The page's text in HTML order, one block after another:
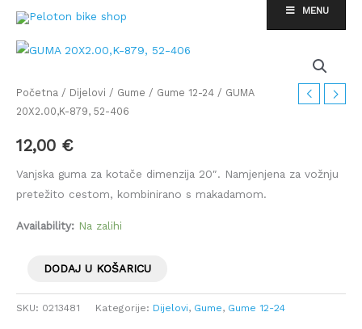
Skip
content
MENU
Početna / Dijelovi / Gume / Gume 12-24 / GUMA
20X2.00,K-879, 52-406
12,00 €
Vanjska guma za kotače dimenzija 20″. Namjenjena za vožnju
pretežito cestom, kombinirano s makadamom.
Availability: Na zalihi
GUMA
879,
52-
količina
DODAJ U KOŠARICU
SKU: 0213481 Kategorije: Dijelovi, Gume, Gume 12-24